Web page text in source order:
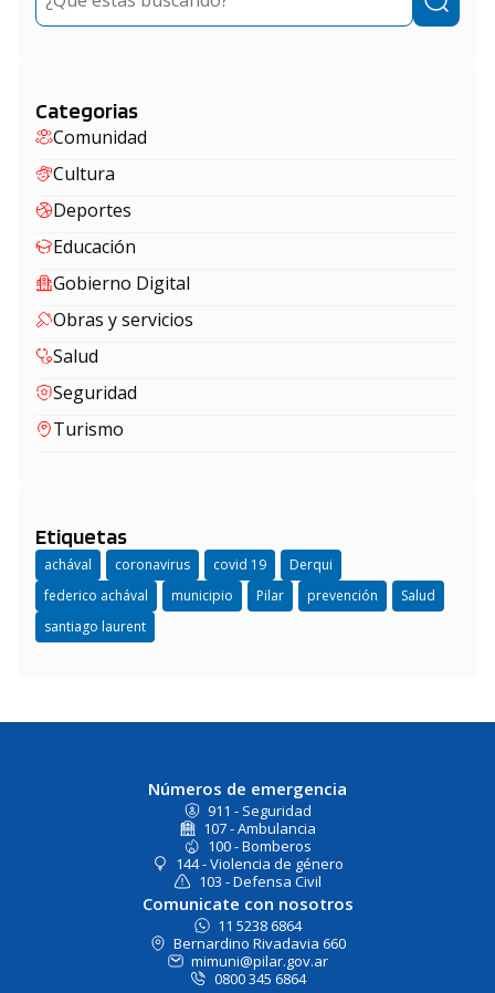
Categorias
Comunidad
Cultura
Deportes
Educación
Gobierno Digital
Obras y servicios
Salud
Seguridad
Turismo
Etiquetas
achával coronavirus covid 19
Derqui
federico achával
municipio Pilar prevención
Salud
santiago laurent
Números de emergencia
911 - Seguridad
107 - Ambulancia
100 - Bomberos
144 - Violencia de género
103 - Defensa Civil
Comunicate con nosotros
11 5238 6864
Bernardino Rivadavia 660
mimuni@pilar.gov.ar
0800 345 6864